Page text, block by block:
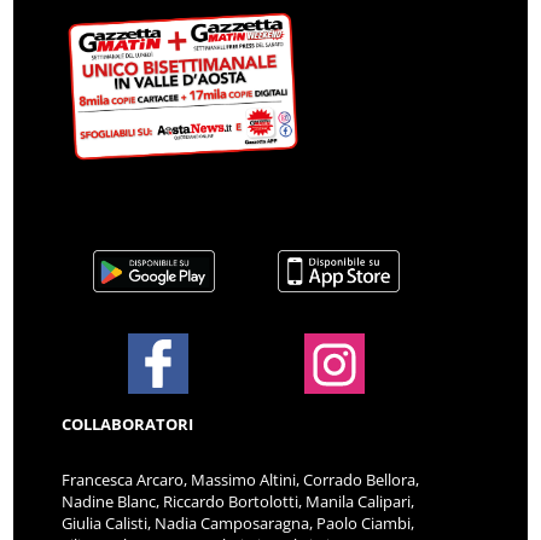
COLLABORATORI
Francesca Arcaro, Massimo Altini, Corrado Bellora,
Nadine Blanc, Riccardo Bortolotti, Manila Calipari,
Giulia Calisti, Nadia Camposaragna, Paolo Ciambi,